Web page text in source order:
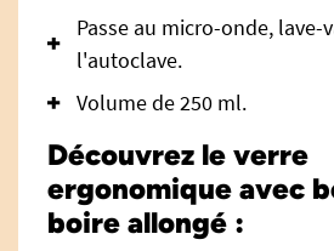
Passe au micro-onde, lave-
l'autoclave.
Volume de 250 ml.
Découvrez le verre
ergonomique avec
boire allongé :